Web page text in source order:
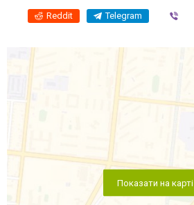
Reddit Telegram
Показати на карті